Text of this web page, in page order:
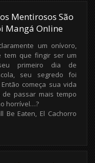
Mentirosos São
Mangá Online
um onívoro,
tem que fingir ser um
primeiro dia de
seu segredo foi
começa sua vida
de passar mais tempo
horrível…?
Be Eaten, El Cachorro